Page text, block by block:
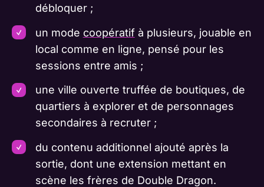
débloquer ;
un mode coopératifà plusieurs, jouable en
local comme en ligne, pensé pour les
sessions entre amis ;
une ville ouverte truffée de boutiques, de
quartiers à explorer et de personnages
secondaires à recruter ;
du contenu additionnel ajouté après la
sortie, dont une extension mettant en
scène les frères de Double Dragon.